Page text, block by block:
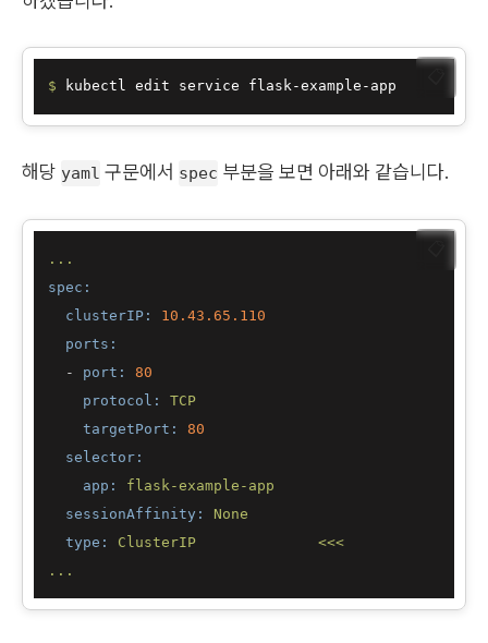
$
해당 yaml 구문에서 spec 부분을 보면 아래와 같습니다.
...
spec:
clusterIP:
10.43 .65 .110
ports:
-
port:
80
protocol:
TCP
targetPort:
80
selector:
app:
flask-example-app
sessionAffinity:
None
type:
ClusterIP
<<<
...